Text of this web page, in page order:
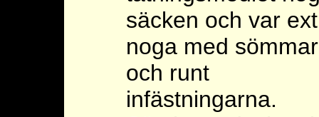
säcken och var
noga med
och runt
infästningarna.